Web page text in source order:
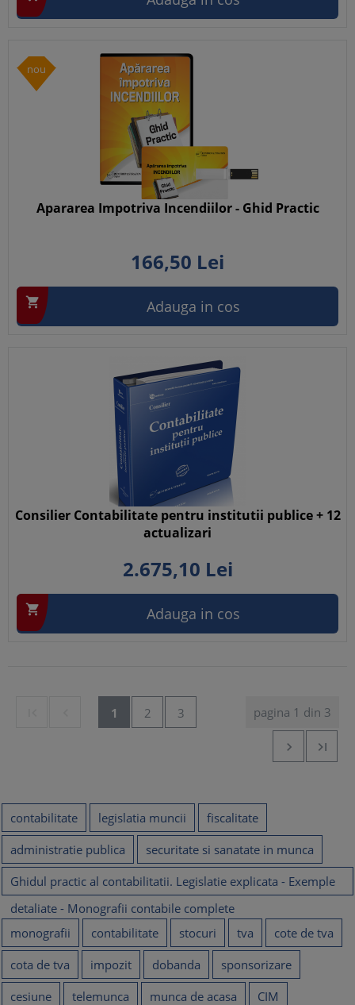
nou
Apararea Impotriva Incendiilor - Ghid Practic
166,50 Lei
 Adauga in cos
Consilier Contabilitate pentru institutii publice + 12
actualizari
2.675,10 Lei
 Adauga in cos
1 2 3 pagina 1 din 3


contabilitate legislatia muncii
fiscalitate
administratie publica
securitate si sanatate in munca
Ghidul practic al contabilitatii. Legislatie explicata - Exemple
detaliate - Monografii contabile complete
monografii
contabilitate stocuri tva
cote de tva
cota de tva
impozit dobanda
sponsorizare
cesiune
telemunca munca de acasa
CIM